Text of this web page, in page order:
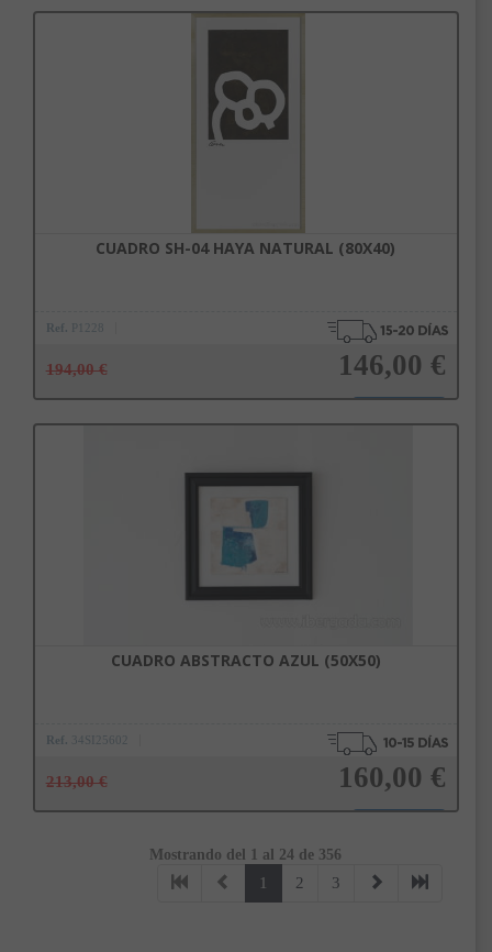
CUADRO SH-04 HAYA NATURAL (80X40)
Ref.
194,00 € 146,00 €
CUADRO ABSTRACTO AZUL (50X50)
Ref. 34SI25602
213,00 € 160,00 €
Añadir a la cesta
Mostrando del 1 al 24 de 356
1 2 3